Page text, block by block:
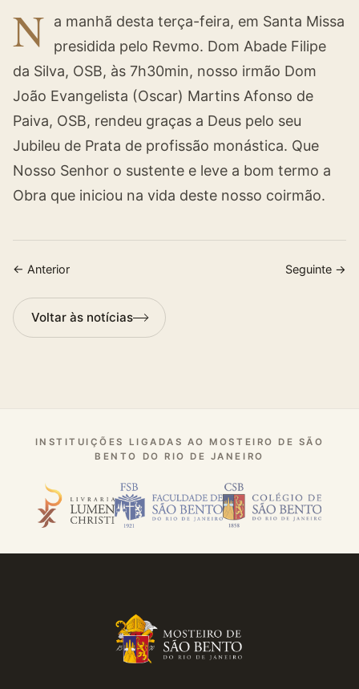
N
a manhã desta terça-feira, em Santa Missa
presidida pelo Revmo. Dom Abade Filipe
da Silva, OSB, às 7h30min, nosso irmão Dom
João Evangelista (Oscar) Martins Afonso de
Paiva, OSB, rendeu graças a Deus pelo seu
Jubileu de Prata de profissão monástica. Que
Nosso Senhor o sustente e leve a bom termo a
Obra que iniciou na vida deste nosso coirmão.
← Anterior Seguinte →
Voltar às notícias
INSTITUIÇÕES LIGADAS AO MOSTEIRO DE SÃO
BENTO DO RIO DE JANEIRO